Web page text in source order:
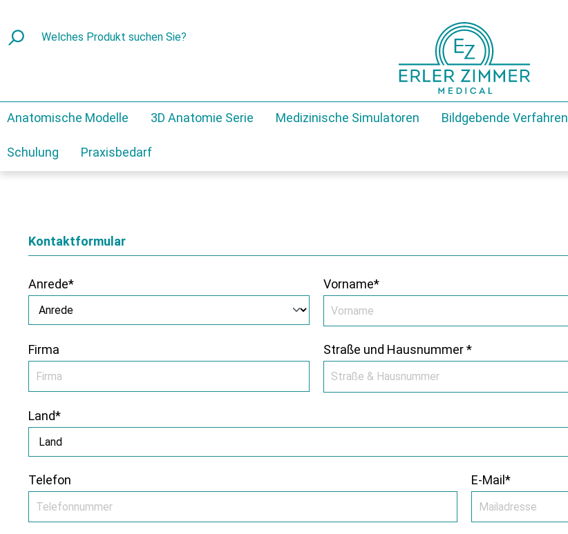
Anatomische Modelle 3D Anatomie Serie Medizinische Simulatoren Bildgebende Verfahren
Schulung Praxisbedarf
Kontaktformular
Anrede* Vorname*
Firma Straße und Hausnummer *
Land*
Telefon E-Mail*